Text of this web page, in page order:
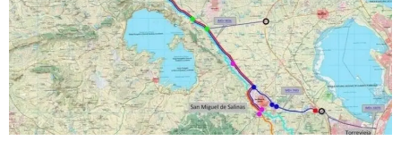
La rosa de los vientos
Gente viajera
Como el perro y el
Caso
Retornados
Equipo de
Operación Viuda
Extremadura
Galicia
La Rioja
Navarra
País Vasco
Virales
Televisión
Elecciones